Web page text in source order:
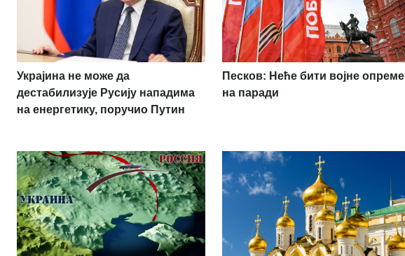
Украјина не може да
дестабилизује Русију нападима
на енергетику, поручио Путин
Песков: Неће бити војне опреме
на паради